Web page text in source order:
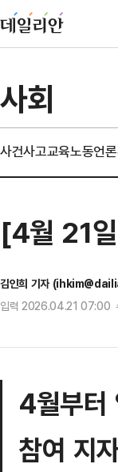
사회
사건사고교육노동언론
[4월 21
김인희 기자
입력 2026.04.21 07:00
4월부터
참여 지